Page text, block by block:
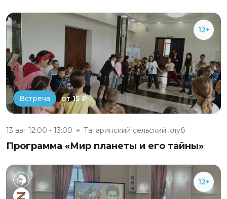
12+
Встреча от 15 ₽
13 авг 12:00 - 13:00 Татаринский сельский клуб
Программа «Мир планеты и его тайны»
12+